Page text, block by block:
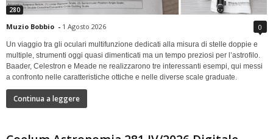
280
Muzio Bobbio - 1 Agosto 2026 0
Un viaggio tra gli oculari multifunzione dedicati alla misura di stelle doppie e
multiple, strumenti oggi quasi dimenticati ma un tempo preziosi per l’astrofilo.
Baader, Celestron e Meade ne realizzarono tre interessanti esempi, qui messi
a confronto nelle caratteristiche ottiche e nelle diverse scale graduate.
Continua a leggere